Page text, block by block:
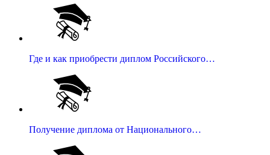
Где и как приобрести диплом Российского…
Получение диплома от Национального…